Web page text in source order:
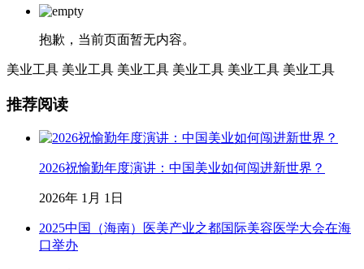
抱歉，当前页面暂无内容。
美业工具 美业工具 美业工具 美业工具 美业工具 美业工具
推荐阅读
2026祝愉勤年度演讲：中国美业如何闯进新世界？
2026年 1月 1日
2025中国（海南）医美产业之都国际美容医学大会在海
口举办